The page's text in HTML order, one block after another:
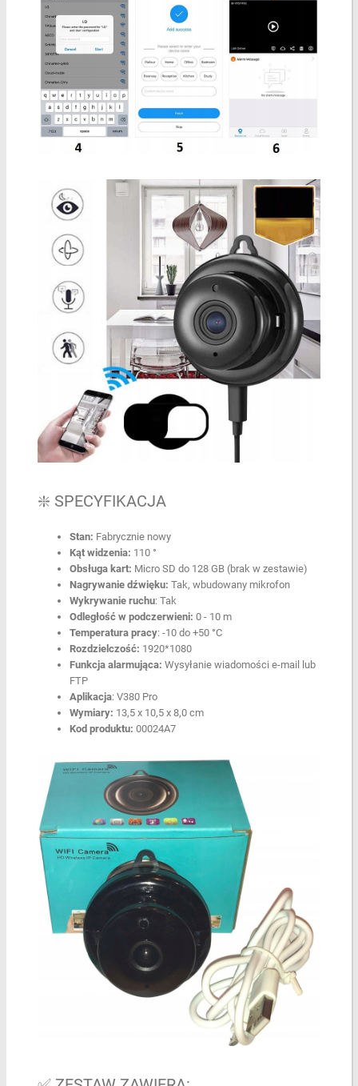
❇️ SPECYFIKACJA
Stan: Fabrycznie nowy
Kąt widzenia: 110 °
Obsługa kart: Micro SD do 128 GB (brak w zestawie)
Nagrywanie dźwięku: Tak, wbudowany mikrofon
Wykrywanie ruchu: Tak
Odległość w podczerwieni: 0 - 10 m
Temperatura pracy: -10 do +50 °C
Rozdzielczość: 1920*1080
Funkcja alarmująca: Wysyłanie wiadomości e-mail lub
FTP
Aplikacja: V380 Pro
Wymiary: 13,5 x 10,5 x 8,0 cm
Kod produktu: 00024A7